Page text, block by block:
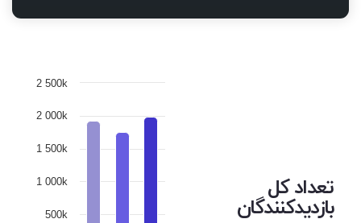
تعداد کل
بازدیدکنندگان 500k
1 000k
1 500k
2 000k
2 500k